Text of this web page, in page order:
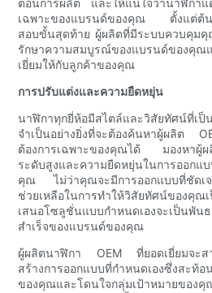
ตอนการผลิต และให้แน่ใจว่านาฬิกาแ
เฉพาะของแบรนด์ของคุณ ตั้งแต่ต้นแ
สอบขั้นสุดท้าย ผู้ผลิตที่มีระบบควบคุม
รักษาความสมบูรณ์ของแบรนด์ของคุณ
เยี่ยมให้กับลูกค้าของคุณ
การปรับแต่งและความยืดหยุ่น
นาฬิกาทุกยี่ห้อมีสไตล์และวิสัยทัศน์ที่เ
จำเป็นอย่างยิ่งที่จะต้องค้นหาผู้ผลิต
ต้องการเฉพาะของคุณได้ มองหาผู้ผ
ระดับสูงและความยืดหยุ่นในการออกแ
คุณ ไม่ว่าคุณจะมีการออกแบบที่ชัดเจ
ช่วยเหลือในการทำให้วิสัยทัศน์ของคุ
เสนอโซลูชั่นแบบกำหนดเองจะเป็นพัน
สำเร็จของแบรนด์ของคุณ
ผู้ผลิตนาฬิกา OEM ที่ยอดเยี่ยมจะส
สร้างการออกแบบที่กำหนดเองซึ่งสะท้
ของคุณและโดนใจกลุ่มเป้าหมายของ